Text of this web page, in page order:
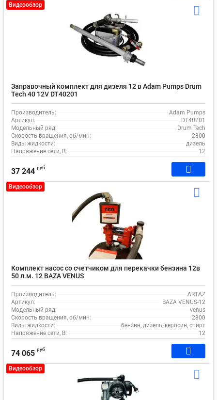
Видеообзор
Заправочный комплект для дизеля 12 в Adam Pumps Drum
Tech 40 12V DT40201
Производитель:
Adam Pumps
Артикул:
DT40201
Модельный ряд:
Drum Tech
Скорость вращения, об/мин:
2800
Виды жидкости:
дизель
Напряжение сети, В:
12
37 244 руб
Видеообзор
Комплект насос со счетчиком для перекачки бензина 12в
50 л.м. 12 BAZA VENUS
Производитель:
ARTAZ
Артикул:
BAZA VENUS-12
Модельный ряд:
venus
Скорость вращения, об/мин:
2800
Виды жидкости:
бензин, дизель, керосин, спирт
Напряжение сети, В:
12
74 065 руб
Видеообзор